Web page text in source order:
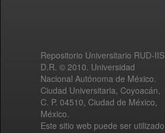
Repositorio Universitario RUD-IIS
D.R. © 2010. Universidad
Nacional Autónoma de México.
Ciudad Universitaria, Coyoacán,
C. P. 04510, Ciudad de México,
México.
Este sitio web puede ser utilizado